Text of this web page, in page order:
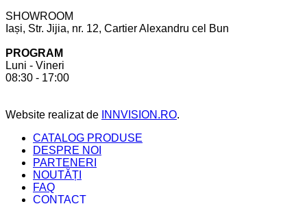
cont
la
SHOWROOM
Iași, Str. Jijia, nr. 12, Cartier Alexandru cel Bun
PROGRAM
Luni - Vineri
08:30 - 17:00
Website realizat de INNVISION.RO.
CATALOG PRODUSE
DESPRE NOI
PARTENERI
NOUTĂȚI
FAQ
CONTACT